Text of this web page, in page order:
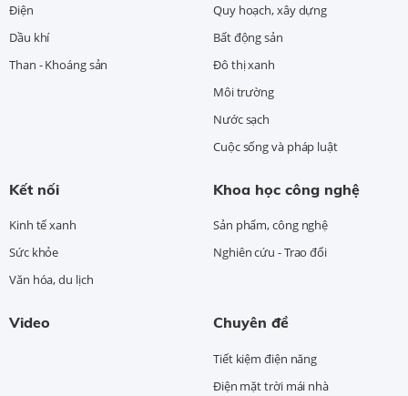
Điện
Dầu khí
Than - Khoáng sản
Quy hoạch, xây dựng
Bất động sản
Đô thị xanh
Môi trường
Nước sạch
Cuộc sống và pháp luật
Kết nối
Kinh tế xanh
Sức khỏe
Văn hóa, du lịch
Khoa học công nghệ
Sản phẩm, công nghệ
Nghiên cứu - Trao đổi
Video Chuyên đề
Tiết kiệm điện năng
Điện mặt trời mái nhà